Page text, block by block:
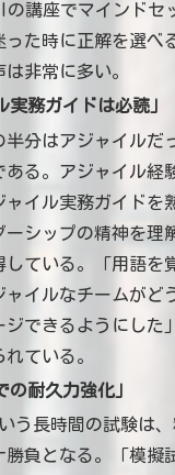
の講座でマインドセ
った時に正解を選べ
は非常に多い。
実務ガイドは必読」
半分はアジャイルだ
ある。アジャイル経
ャイル実務ガイドを
ーシップの精神を理
している。「用語を
ャイルなチームがど
ジできるようにした
ている。
の耐久力強化」
う長時間の試験は
勝負となる。「模擬